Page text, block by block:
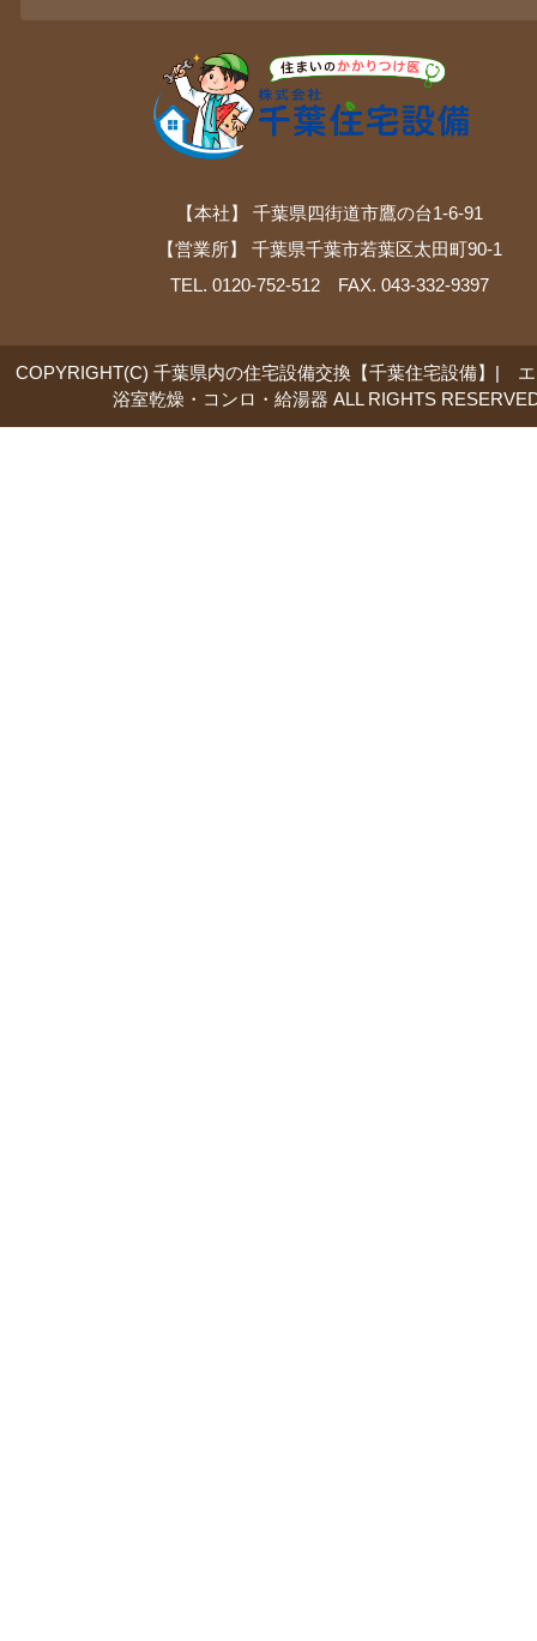
【本社】 千葉県四街道市鷹の台1-6-91
【営業所】 千葉県千葉市若葉区太田町90-1
TEL. 0120-752-512 FAX. 043-332-9397
COPYRIGHT(C) 千葉県内の住宅設備交換【千葉住宅設備】|
浴室乾燥・コンロ・給湯器 ALL RIGHTS